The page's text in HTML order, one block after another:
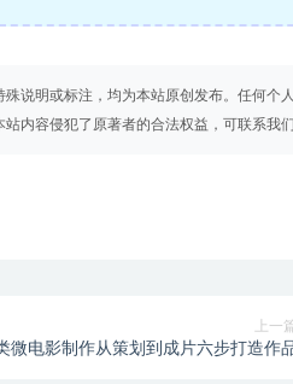
说明或标注，均为本站原创发布。任何个
内容侵犯了原著者的合法权益，可联系我们
上一
微电影制作从策划到成片六步打造作